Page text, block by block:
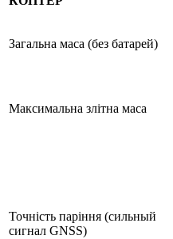
Загальна маса (без батарей)
Максимальна злітна маса
Точність паріння (сильный
сигнал GNSS)